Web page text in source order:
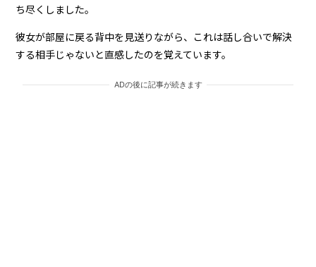
ち尽くしました。
彼女が部屋に戻る背中を見送りながら、これは話し合いで解決
する相手じゃないと直感したのを覚えています。
ADの後に記事が続きます